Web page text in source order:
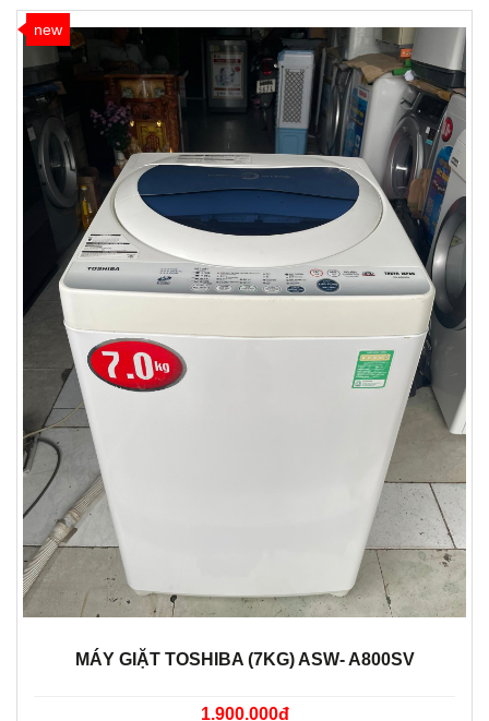
new
MÁY GIẶT TOSHIBA (7KG) ASW- A800SV
1.900.000đ